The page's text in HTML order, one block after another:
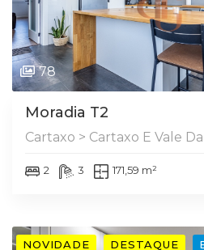
78
Moradia T2
Cartaxo > Cartaxo E Vale
2 3 171,59 m²
NOVIDADE DESTAQUE